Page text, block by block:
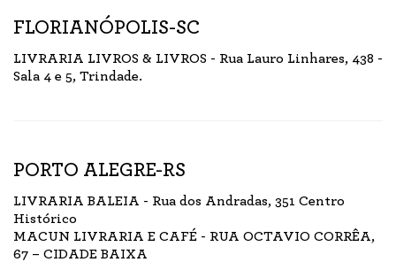
FLORIANÓPOLIS-SC
LIVRARIA LIVROS & LIVROS - Rua Lauro Linhares, 438 -
Sala 4 e 5, Trindade.
PORTO ALEGRE-RS
LIVRARIA BALEIA - Rua dos Andradas, 351 Centro
Histórico
MACUN LIVRARIA E CAFÉ - RUA OCTAVIO CORRÊA,
67 – CIDADE BAIXA